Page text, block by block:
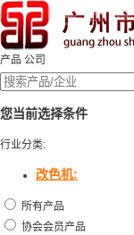
产品 公司
您当前选择条件
行业分类:
改色机:
所有产品
协会会员产品